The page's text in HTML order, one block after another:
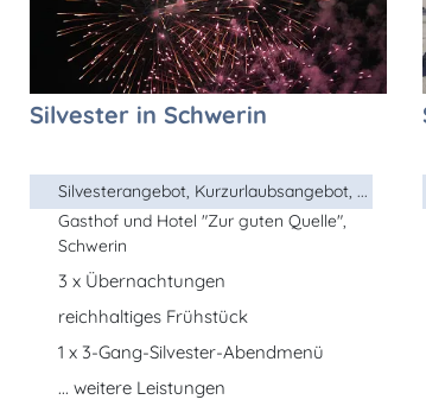
Silvester in Schwerin
Silvesterangebot, Kurzurlaubsangebot, ...
Gasthof und Hotel "Zur guten Quelle",
Schwerin
3 x Übernachtungen
reichhaltiges Frühstück
1 x 3-Gang-Silvester-Abendmenü
... weitere Leistungen